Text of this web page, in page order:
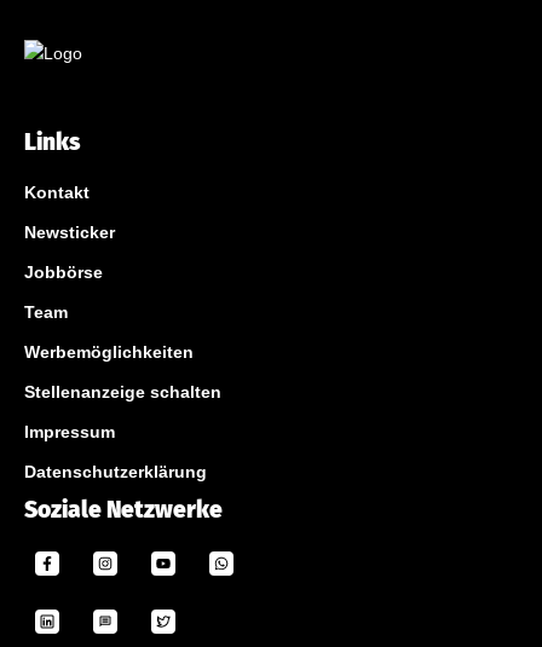
Links
Kontakt
Newsticker
Jobbörse
Team
Werbemöglichkeiten
Stellenanzeige schalten
Impressum
Datenschutzerklärung
Soziale Netzwerke